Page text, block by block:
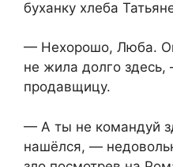
буханку хлеба
— Нехорошо, Люба.
не жила долго
продавщицу.
— А ты не командуй
нашёлся, —